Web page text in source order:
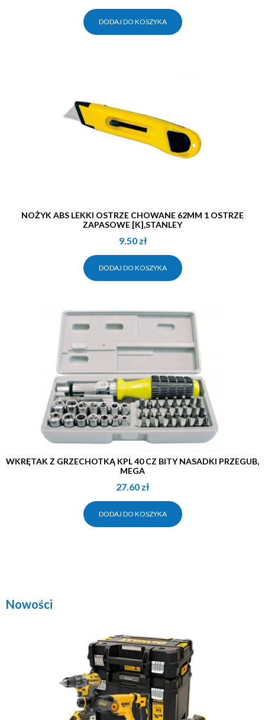
DODAJ DO KOSZYKA
NOŻYK ABS LEKKI OSTRZE CHOWANE 62MM 1 OSTRZE
ZAPASOWE [K],STANLEY
9.50 zł
DODAJ DO KOSZYKA
WKRĘTAK Z GRZECHOTKĄ KPL 40 CZ BITY NASADKI PRZEGUB,
MEGA
27.60 zł
DODAJ DO KOSZYKA
Nowości